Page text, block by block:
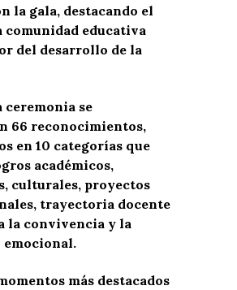
la gala, destacando el
comunidad educativa
del desarrollo de la
ceremonia se
66 reconocimientos,
en 10 categorías que
académicos,
culturales, proyectos
trayectoria docente
la convivencia y la
emocional.
más destacados